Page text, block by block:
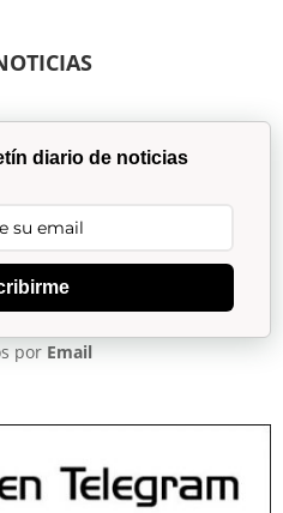
diario de noticias
por Email